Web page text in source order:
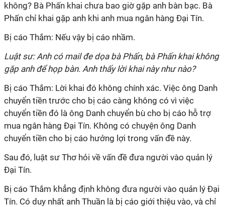
không? Bà Phấn khai chưa bao giờ gặp anh bàn bạc. Bà
Phấn chỉ khai gặp anh khi anh mua ngân hàng Đại Tín.
Bị cáo Thắm: Nếu vậy bị cáo nhầm.
Luật sư: Anh có mail đe dọa bà Phấn, bà Phấn khai không
gặp anh để họp bàn. Anh thấy lời khai này như nào?
Bị cáo Thắm: Lời khai đó không chính xác. Việc ông Danh
chuyển tiền trước cho bị cáo càng không có vì việc
chuyển tiền đó là ông Danh chuyển bù cho bị cáo hỗ trợ
mua ngân hàng Đại Tín. Không có chuyện ông Danh
chuyển tiền cho bị cáo hưởng lợi trong vấn đề này.
Sau đó, luật sư Thơ hỏi về vấn đề đưa người vào quản lý
Đại Tín.
Bị cáo Thắm khẳng định không đưa người vào quản lý Đại
Tín. Có duy nhất anh Thuần là bị cáo giới thiệu vào, và chỉ